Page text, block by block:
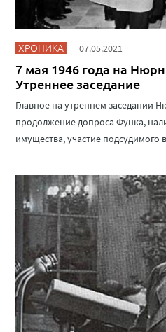
ХРОНИКА 07.05.2021
7 мая 1946 года на
Утреннее заседание
Главное на утреннем заседании
продолжение допроса Функа,
имущества, участие подсудимого